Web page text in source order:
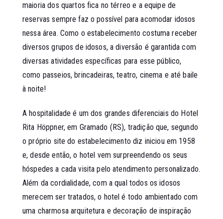
maioria dos quartos fica no térreo e a equipe de
reservas sempre faz o possível para acomodar idosos
nessa área. Como o estabelecimento costuma receber
diversos grupos de idosos, a diversão é garantida com
diversas atividades específicas para esse público,
como passeios, brincadeiras, teatro, cinema e até baile
à noite!
A hospitalidade é um dos grandes diferenciais do Hotel
Rita Höppner, em Gramado (RS), tradição que, segundo
o próprio site do estabelecimento diz iniciou em 1958
e, desde então, o hotel vem surpreendendo os seus
hóspedes a cada visita pelo atendimento personalizado.
Além da cordialidade, com a qual todos os idosos
merecem ser tratados, o hotel é todo ambientado com
uma charmosa arquitetura e decoração de inspiração